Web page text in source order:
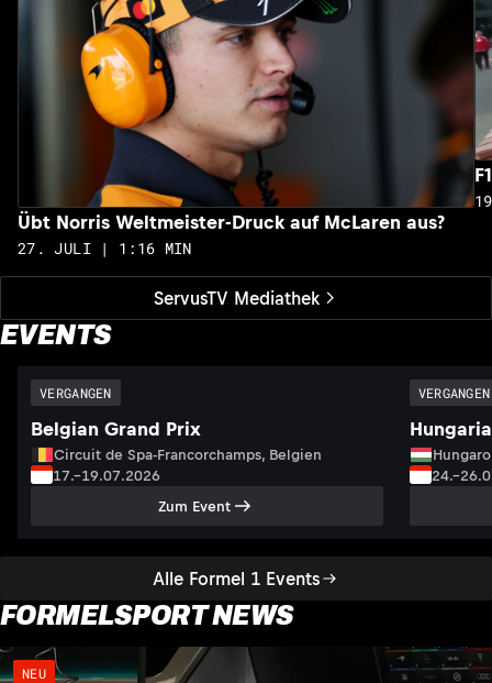
ServusTV Mediathek
Übt Norris Weltmeister-Druck auf McLaren aus?
27. JULI | 1:16 MIN
EVENTS
Alle Formel 1 Events
VERGANGEN
Belgian Grand Prix
Circuit de Spa-Francorchamps, Belgien
17.–19.07.2026
Zum Event
VERGANGEN
FORMELSPORT NEWS
NEU